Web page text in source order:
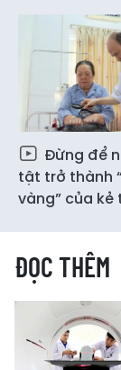
Đừng để
tật trở thành
vàng” của kẻ
ĐỌC THÊM